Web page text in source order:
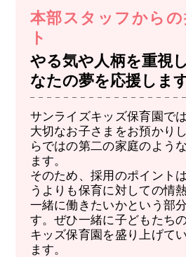
本部スタッフから
ト
やる気や人柄を重視
なたの夢を応援しま
サンライズキッズ保育園で
大切なお子さまをお預かり
らではの第二の家庭のよう
ます。
そのため、採用のポイント
うよりも保育に対しての情
一緒に働きたいかという部
す。ぜひ一緒に子どもたち
キッズ保育園を盛り上げて
ます。